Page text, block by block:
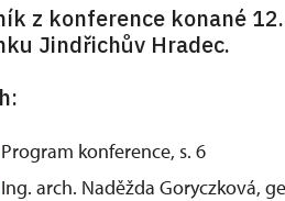
z konference konané
Jindřichův Hradec.
Program konference, s. 6
Ing. arch. Naděžda Goryczková,